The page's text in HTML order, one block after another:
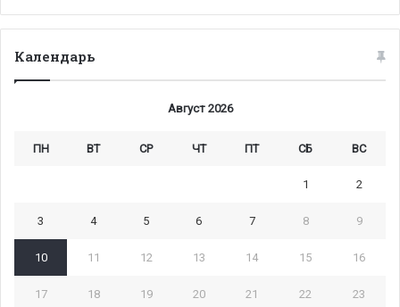
Календарь
Август 2026
ПН ВТ СР ЧТ ПТ СБ ВС
1 2
3 4 5 6 7 8 9
10 11 12 13 14 15 16
17 18 19 20 21 22 23